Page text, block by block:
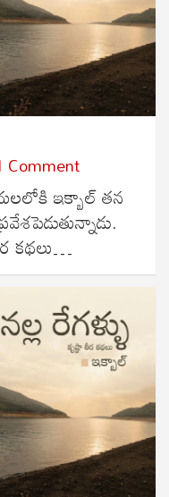
Comment
ఇక్బాల్ తన
కథలు…